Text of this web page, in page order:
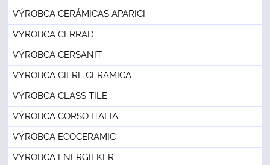
VÝROBCA CERÁMICAS APARICI
VÝROBCA CERRAD
VÝROBCA CERSANIT
VÝROBCA CIFRE CERAMICA
VÝROBCA CLASS TILE
VÝROBCA CORSO ITALIA
VÝROBCA ECOCERAMIC
VÝROBCA ENERGIEKER